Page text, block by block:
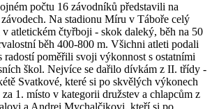
počtu 16 závodníků představili na
Na stadionu Míru v Táboře celý
atletickém čtyřboji - skok daleký, běh na 50
běh 400-800 m. Všichni atleti podali
poměřili svoji výkonnost s ostatními
škol. Nejvíce se dařilo dívkám z II. třídy -
Svatkové, které si po skvělých výkonech
1. místo v kategorii družstev a chlapcům z